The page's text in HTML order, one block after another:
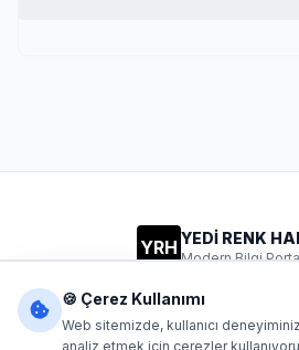
YRH YEDİ RENK
Modern Bilgi
🍪 Çerez Kullanımı
Web sitemizde, kullanıcı
analiz etmek için çerezler